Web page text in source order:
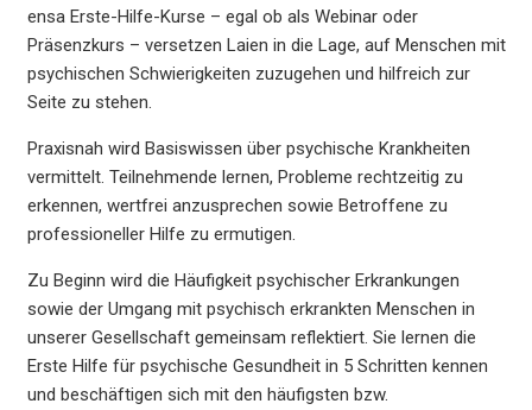
ensa Erste-Hilfe-Kurse – egal ob als Webinar oder
Präsenzkurs – versetzen Laien in die Lage, auf Menschen mit
psychischen Schwierigkeiten zuzugehen und hilfreich zur
Seite zu stehen.
Praxisnah wird Basiswissen über psychische Krankheiten
vermittelt. Teilnehmende lernen, Probleme rechtzeitig zu
erkennen, wertfrei anzusprechen sowie Betroffene zu
professioneller Hilfe zu ermutigen.
Zu Beginn wird die Häufigkeit psychischer Erkrankungen
sowie der Umgang mit psychisch erkrankten Menschen in
unserer Gesellschaft gemeinsam reflektiert. Sie lernen die
Erste Hilfe für psychische Gesundheit in 5 Schritten kennen
und beschäftigen sich mit den häufigsten bzw.